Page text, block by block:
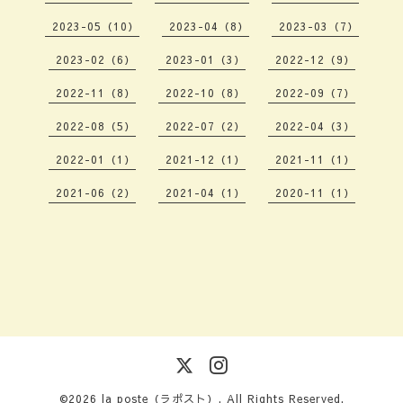
2023-05（10） 2023-04（8） 2023-03（7）
2023-02（6） 2023-01（3） 2022-12（9）
2022-11（8） 2022-10（8） 2022-09（7）
2022-08（5） 2022-07（2） 2022-04（3）
2022-01（1） 2021-12（1） 2021-11（1）
2021-06（2） 2021-04（1） 2020-11（1）
©2026 la poste（ラポスト） . All Rights Reserved.